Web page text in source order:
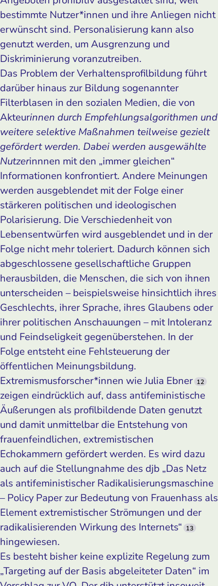
bestimmte Nutzer*innen und ihre Anliegen nicht
erwünscht sind. Personalisierung kann also
genutzt werden, um Ausgrenzung und
Diskriminierung voranzutreiben.
Das Problem der Verhaltensprofilbildung führt
darüber hinaus zur Bildung sogenannter
Filterblasen in den sozialen Medien, die von
Akteurinnen durch Empfehlungsalgorithmen und
weitere selektive Maßnahmen teilweise gezielt
gefördert werden. Dabei werden ausgewählte
Nutzerinnnen mit den „immer gleichen“
Informationen konfrontiert. Andere Meinungen
werden ausgeblendet mit der Folge einer
stärkeren politischen und ideologischen
Polarisierung. Die Verschiedenheit von
Lebensentwürfen wird ausgeblendet und in der
Folge nicht mehr toleriert. Dadurch können sich
abgeschlossene gesellschaftliche Gruppen
herausbilden, die Menschen, die sich von ihnen
unterscheiden – beispielsweise hinsichtlich ihres
Geschlechts, ihrer Sprache, ihres Glaubens oder
ihrer politischen Anschauungen – mit Intoleranz
und Feindseligkeit gegenüberstehen. In der
Folge entsteht eine Fehlsteuerung der
öffentlichen Meinungsbildung.
Extremismusforscher*innen wie Julia Ebner 12
zeigen eindrücklich auf, dass antifeministische
Äußerungen als profilbildende Daten genutzt
und damit unmittelbar die Entstehung von
frauenfeindlichen, extremistischen
Echokammern gefördert werden. Es wird dazu
auch auf die Stellungnahme des djb „Das Netz
als antifeministischer Radikalisierungsmaschine
– Policy Paper zur Bedeutung von Frauenhass als
Element extremistischer Strömungen und der
radikalisierenden Wirkung des Internets“ 13
hingewiesen.
Es besteht bisher keine explizite Regelung zum
„Targeting auf der Basis abgeleiteter Daten“ im